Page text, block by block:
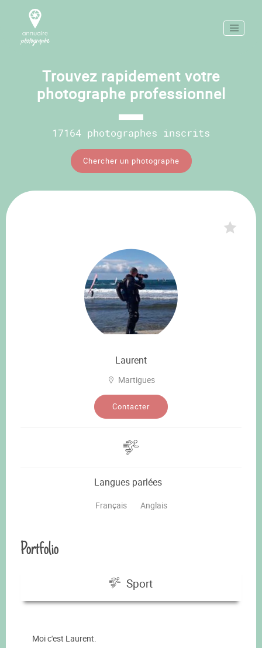
Trouvez rapidement votre
photographe professionnel
17164 photographes inscrits
Chercher un photographe
Laurent
Martigues
Contacter
Langues parlées
Français Anglais
Portfolio
Sport
Moi c'est Laurent.